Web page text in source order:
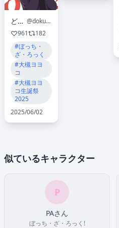
どくめ。
@dokusai_0207
961
182
#ぼっち・
ざ・ろっく
#大槻ヨヨ
コ
#大槻ヨヨ
コ生誕祭
2025
2025/06/02
似ているキャラクター
P
PAさん
ぼっち・ざ・ろっく!